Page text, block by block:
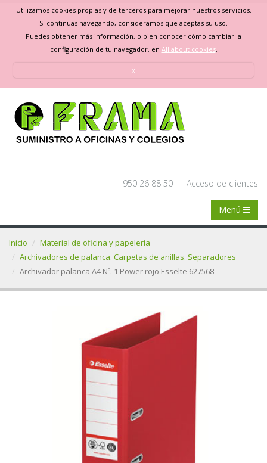
Utilizamos cookies propias y de terceros para mejorar nuestros servicios.
Si continuas navegando, consideramos que aceptas su uso.
Puedes obtener más información, o bien conocer cómo cambiar la
configuración de tu navegador, en All about cookies.
x
950 26 88 50 Acceso de clientes
Menú
Inicio
Material de oficina y papelería
Archivadores de palanca. Carpetas de anillas. Separadores
Archivador palanca A4 Nº. 1 Power rojo Esselte 627568